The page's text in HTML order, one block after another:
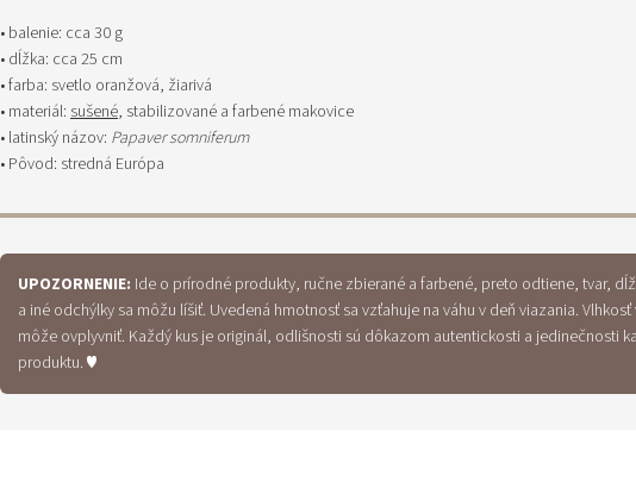
• balenie: cca 30 g
• dĺžka: cca 25 cm
• farba: svetlo oranžová, žiarivá
• materiál: sušené, stabilizované a farbené makovice
• latinský názov: Papaver somniferum
• Pôvod: stredná Európa
UPOZORNENIE: Ide o prírodné produkty, ručne zbierané a farbené, preto odtiene, tvar,
a iné odchýlky sa môžu líšiť. Uvedená hmotnosť sa vzťahuje na váhu v deň viazania.
môže ovplyvniť. Každý kus je originál, odlišnosti sú dôkazom autentickosti a jedinečnosti
produktu. ♥